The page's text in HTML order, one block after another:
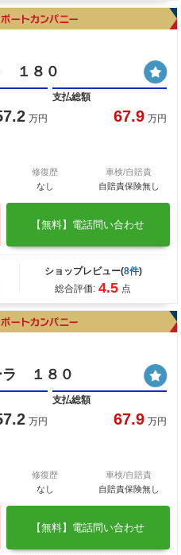
１８０
万円
支払総額
67.9 万円
修復歴
なし
車検/自賠責
自賠責保険無し
【無料】電話問い合わせ
ショップレビュー(8件)
総合評価: 4.5 点
ラ １８０
万円
支払総額
67.9 万円
修復歴
なし
車検/自賠責
自賠責保険無し
【無料】電話問い合わせ